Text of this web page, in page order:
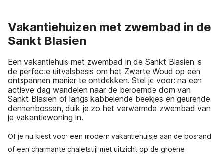
Vakantiehuizen met zwembad in de
Sankt Blasien
Een vakantiehuis met zwembad in de Sankt Blasien is
de perfecte uitvalsbasis om het Zwarte Woud op een
ontspannen manier te ontdekken. Stel je voor: na een
actieve dag wandelen naar de beroemde dom van
Sankt Blasien of langs kabbelende beekjes en geurende
dennenbossen, duik je zo het verwarmde zwembad van
je vakantiewoning in.
Of je nu kiest voor een modern vakantiehuisje aan de bosrand
of een charmante chaletstijl met uitzicht op de groene